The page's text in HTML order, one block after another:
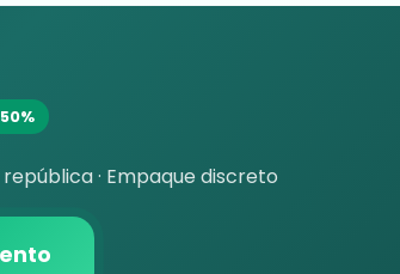
· Empaque discreto